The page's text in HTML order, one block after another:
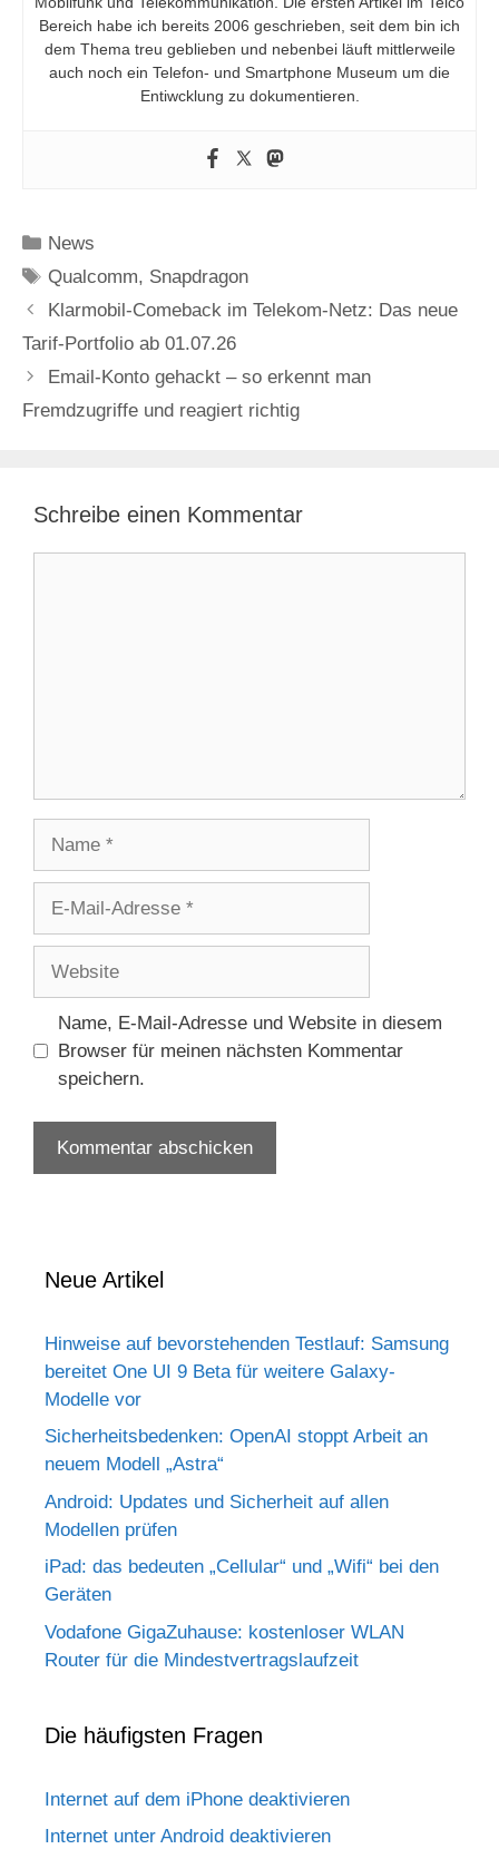
Bereich habe ich bereits 2006 geschrieben, seit dem bin ich
dem Thema treu geblieben und nebenbei läuft mittlerweile
auch noch ein Telefon- und Smartphone Museum um die
Entiwcklung zu dokumentieren.
Kategorien
News
Schlagwörter
Qualcomm, Snapdragon
Klarmobil-Comeback im Telekom-Netz: Das neue
Tarif-Portfolio ab 01.07.26
Email-Konto gehackt – so erkennt man
Fremdzugriffe und reagiert richtig
Schreibe einen Kommentar
Adresse
Name, E-Mail-Adresse und Website in diesem
Browser für meinen nächsten Kommentar
speichern.
Neue Artikel
Hinweise auf bevorstehenden Testlauf: Samsung
bereitet One UI 9 Beta für weitere Galaxy-
Modelle vor
Sicherheitsbedenken: OpenAI stoppt Arbeit an
neuem Modell „Astra“
Android: Updates und Sicherheit auf allen
Modellen prüfen
iPad: das bedeuten „Cellular“ und „Wifi“ bei den
Geräten
Vodafone GigaZuhause: kostenloser WLAN
Router für die Mindestvertragslaufzeit
Die häufigsten Fragen
Internet auf dem iPhone deaktivieren
Internet unter Android deaktivieren